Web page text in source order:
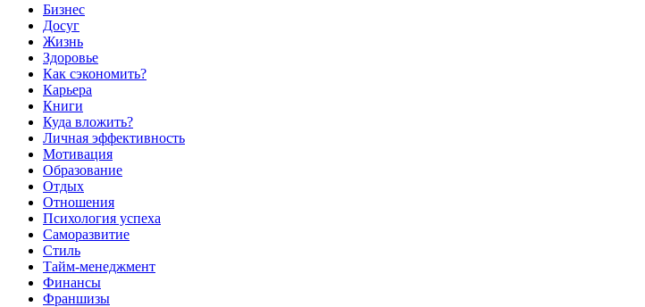
Бизнес
Досуг
Жизнь
Здоровье
Как сэкономить?
Карьера
Книги
Куда вложить?
Личная эффективность
Мотивация
Образование
Отдых
Отношения
Психология успеха
Саморазвитие
Стиль
Тайм-менеджмент
Финансы
Франшизы